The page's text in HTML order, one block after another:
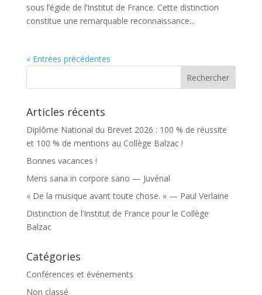
sous l’égide de l’Institut de France. Cette distinction
constitue une remarquable reconnaissance...
« Entrées précédentes
Articles récents
Diplôme National du Brevet 2026 : 100 % de réussite
et 100 % de mentions au Collège Balzac !
Bonnes vacances !
Mens sana in corpore sano — Juvénal
« De la musique avant toute chose. » — Paul Verlaine
Distinction de l’Institut de France pour le Collège
Balzac
Catégories
Conférences et événements
Non classé